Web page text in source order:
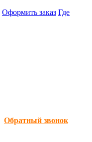
Оформить заказ Где
Обратный звонок